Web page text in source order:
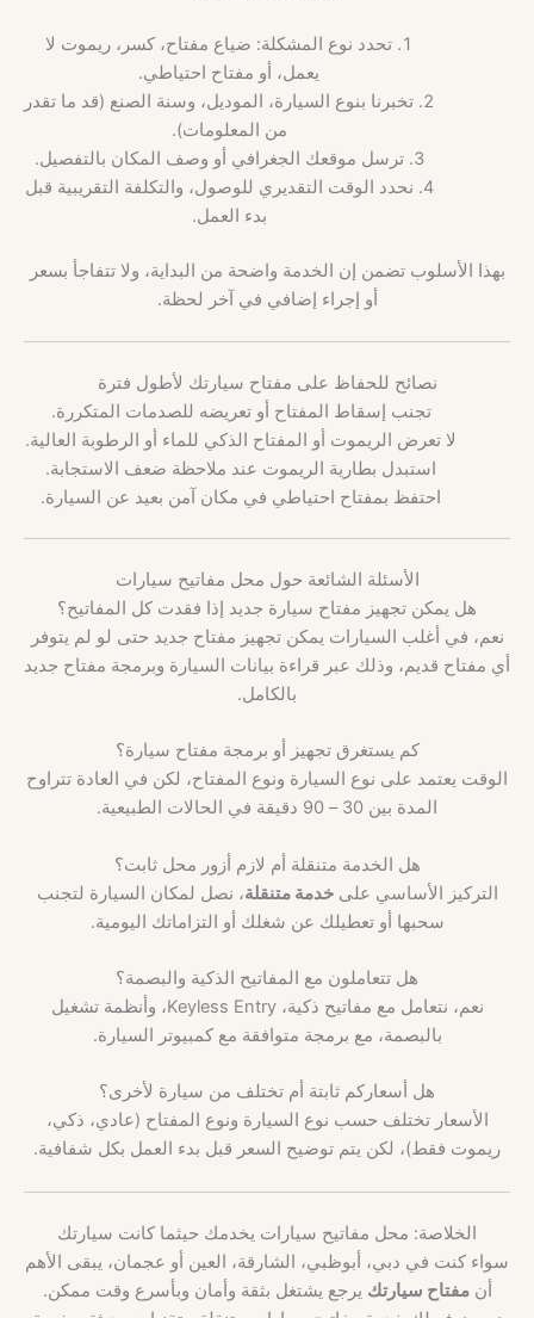
تحدد نوع المشكلة: ضياع مفتاح، كسر، ريموت لا
يعمل، أو مفتاح احتياطي.
تخبرنا بنوع السيارة، الموديل، وسنة الصنع (قد ما تقدر
من المعلومات).
ترسل موقعك الجغرافي أو وصف المكان بالتفصيل.
نحدد الوقت التقديري للوصول، والتكلفة التقريبية قبل
بدء العمل.
بهذا الأسلوب تضمن إن الخدمة واضحة من البداية، ولا تتفاجأ بسعر
أو إجراء إضافي في آخر لحظة.
نصائح للحفاظ على مفتاح سيارتك لأطول فترة
تجنب إسقاط المفتاح أو تعريضه للصدمات المتكررة.
لا تعرض الريموت أو المفتاح الذكي للماء أو الرطوبة العالية.
استبدل بطارية الريموت عند ملاحظة ضعف الاستجابة.
احتفظ بمفتاح احتياطي في مكان آمن بعيد عن السيارة.
الأسئلة الشائعة حول محل مفاتيح سيارات
هل يمكن تجهيز مفتاح سيارة جديد إذا فقدت كل المفاتيح؟
نعم، في أغلب السيارات يمكن تجهيز مفتاح جديد حتى لو لم يتوفر
أي مفتاح قديم، وذلك عبر قراءة بيانات السيارة وبرمجة مفتاح جديد
بالكامل.
كم يستغرق تجهيز أو برمجة مفتاح سيارة؟
الوقت يعتمد على نوع السيارة ونوع المفتاح، لكن في العادة تتراوح
المدة بين 30 – 90 دقيقة في الحالات الطبيعية.
هل الخدمة متنقلة أم لازم أزور محل ثابت؟
التركيز الأساسي علىخدمة متنقلة، نصل لمكان السيارة لتجنب
سحبها أو تعطيلك عن شغلك أو التزاماتك اليومية.
هل تتعاملون مع المفاتيح الذكية والبصمة؟
نعم، نتعامل مع مفاتيح ذكية، Keyless Entry، وأنظمة تشغيل
بالبصمة، مع برمجة متوافقة مع كمبيوتر السيارة.
هل أسعاركم ثابتة أم تختلف من سيارة لأخرى؟
الأسعار تختلف حسب نوع السيارة ونوع المفتاح (عادي، ذكي،
ريموت فقط)، لكن يتم توضيح السعر قبل بدء العمل بكل شفافية.
الخلاصة: محل مفاتيح سيارات يخدمك حيثما كانت سيارتك
سواء كنت في دبي، أبوظبي، الشارقة، العين أو عجمان، يبقى الأهم
أنمفتاح سيارتك يرجع يشتغل بثقة وأمان وبأسرع وقت ممكن.